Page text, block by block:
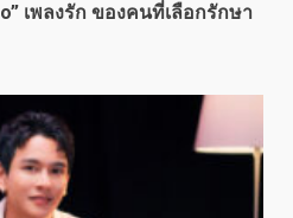
เพลงรัก ของคนที่เลือกรักษา